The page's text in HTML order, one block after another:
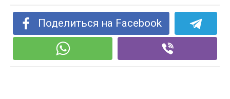
Поделиться на Facebook